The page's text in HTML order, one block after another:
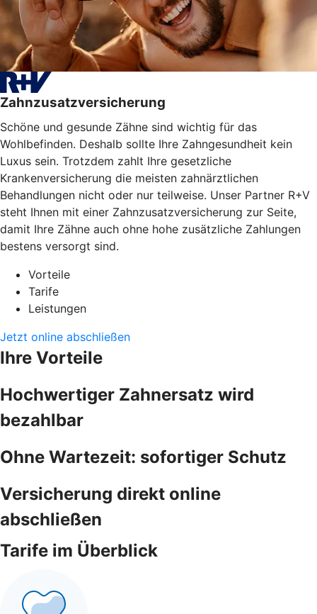
Zahnzusatzversicherung
Schöne und gesunde Zähne sind wichtig für das
Wohlbefinden. Deshalb sollte Ihre Zahngesundheit kein
Luxus sein. Trotzdem zahlt Ihre gesetzliche
Krankenversicherung die meisten zahnärztlichen
Behandlungen nicht oder nur teilweise. Unser Partner R+V
steht Ihnen mit einer Zahnzusatzversicherung zur Seite,
damit Ihre Zähne auch ohne hohe zusätzliche Zahlungen
bestens versorgt sind.
Vorteile
Tarife
Leistungen
Jetzt online abschließen
Ihre Vorteile
Hochwertiger Zahnersatz wird
bezahlbar
Ohne Wartezeit: sofortiger Schutz
Versicherung direkt online
abschließen
Tarife im Überblick